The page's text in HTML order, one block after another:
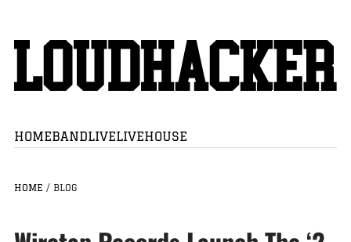
HOMEBANDLIVELIVEHOUSE
HOME / BLOG